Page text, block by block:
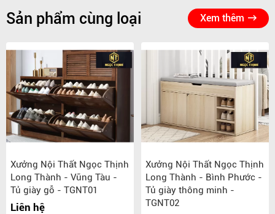
Sản phẩm cùng loại Xem thêm
Xưởng Nội Thất Ngọc Thịnh
Long Thành - Vũng Tàu -
Tủ giày gỗ - TGNT01
Liên hệ
Xưởng Nội Thất Ngọc Thịnh
Long Thành - Bình Phước -
Tủ giày thông minh -
TGNT02